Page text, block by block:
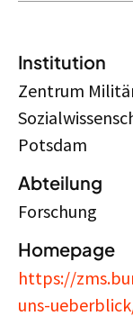
Institution
Zentrum
Potsdam
Abteilung
Forschung
Homepage
https://
uns-